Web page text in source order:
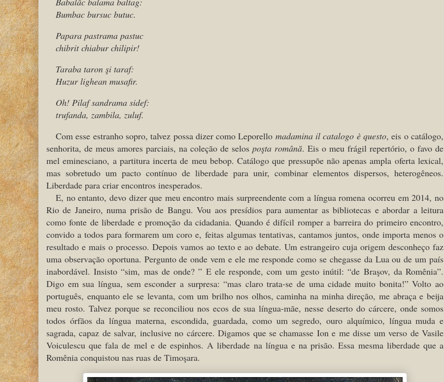
Bumbac bursuc butuc.
Papara pastrama pastuc
chibrit chiabur chilipir!
Taraba taron şi taraf:
Huzur lighean musafir.
Oh! Pilaf sandrama sidef:
trufanda, zambila, zuluf.
Com esse estranho sopro, talvez possa dizer como Leporello madamina il catalogo è questo, eis o catálogo,
senhorita, de meus amores parciais, na coleção de selos poşta română. Eis o meu frágil repertório, o favo de
mel eminesciano, a partitura incerta de meu bebop. Catálogo que pressupõe não apenas ampla oferta lexical,
mas sobretudo um pacto contínuo de liberdade para unir, combinar elementos dispersos, heterogêneos.
Liberdade para criar encontros inesperados.
E, no entanto, devo dizer que meu encontro mais surpreendente com a língua romena ocorreu em 2014, no
Rio de Janeiro, numa prisão de Bangu. Vou aos presídios para aumentar as bibliotecas e abordar a leitura
como fonte de liberdade e promoção da cidadania. Quando é difícil romper a barreira do primeiro encontro,
convido a todos para formarem um coro e, feitas algumas tentativas, cantamos juntos, onde importa menos o
resultado e mais o processo. Depois vamos ao texto e ao debate. Um estrangeiro cuja origem desconheço faz
uma observação oportuna. Pergunto de onde vem e ele me responde como se chegasse da Lua ou de um país
inabordável. Insisto “sim, mas de onde? ” E ele responde, com um gesto inútil: “de Braşov, da Romênia”.
Digo em sua língua, sem esconder a surpresa: “mas claro trata-se de uma cidade muito bonita!” Volto ao
português, enquanto ele se levanta, com um brilho nos olhos, caminha na minha direção, me abraça e beija
meu rosto. Talvez porque se reconciliou nos ecos de sua língua-mãe, nesse deserto do cárcere, onde somos
todos órfãos da língua materna, escondida, guardada, como um segredo, ouro alquímico, língua muda e
sagrada, capaz de salvar, inclusive no cárcere. Digamos que se chamasse Ion e me disse um verso de Vasile
Voiculescu que fala de mel e de espinhos. A liberdade na língua e na prisão. Essa mesma liberdade que a
Romênia conquistou nas ruas de Timoşara.